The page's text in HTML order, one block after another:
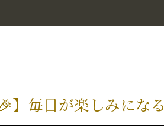
】毎日が楽しみにな